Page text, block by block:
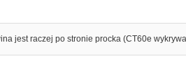
jest raczej po stronie procka (CT60e